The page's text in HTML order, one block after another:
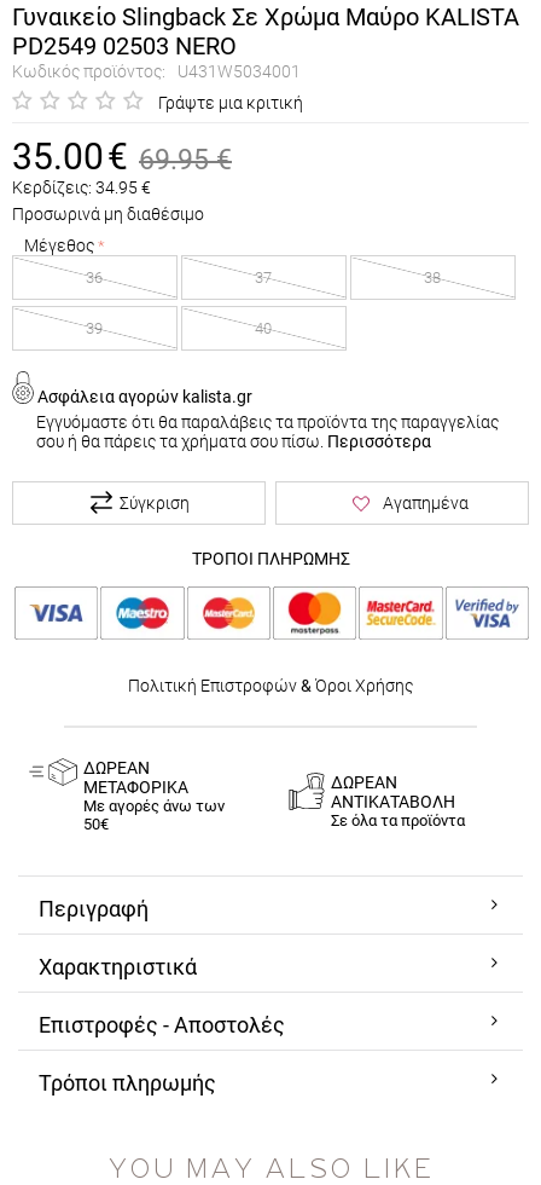
Γυναικείο Slingback Σε Χρώμα Μαύρο KALISTA
PD2549 02503 NERO
Κωδικός προϊόντος:
U431W5034001
Γράψτε μια κριτική
35.00€ 69.95 €
Κερδίζεις: 34.95 €
Προσωρινά μη διαθέσιμο
Μέγεθος
36 37 38
39 40
Ασφάλεια αγορών kalista.gr
Εγγυόμαστε ότι θα παραλάβεις τα προϊόντα της παραγγελίας
σου ή θα πάρεις τα χρήματα σου πίσω. Περισσότερα
Σύγκριση Αγαπημένα
ΤΡΟΠΟΙ ΠΛΗΡΩΜΗΣ
Πολιτική Επιστροφών& Όροι Χρήσης
ΔΩΡΕΑΝ
ΜΕΤΑΦΟΡΙΚΑ
Με αγορές άνω των
50€
ΔΩΡΕΑΝ
ΑΝΤΙΚΑΤΑΒΟΛΗ
Σε όλα τα προϊόντα
Περιγραφή
Χαρακτηριστικά
Επιστροφές - Αποστολές
Τρόποι πληρωμής
YOU MAY ALSO LIKE